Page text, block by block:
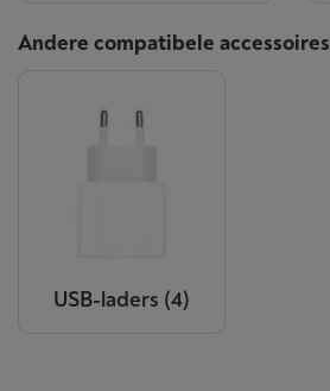
Andere compatibele accessoires
USB-laders (4)